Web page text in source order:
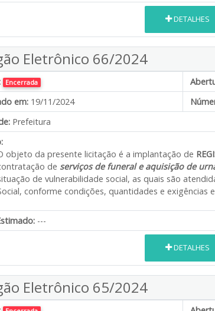
DETALHES
Eletrônico 66/2024
Encerrada
em: 19/11/2024
Prefeitura
objeto da presente licitação é a implantação de
de serviços de funeral e aquisição de
de vulnerabilidade social, as quais são
conforme condições, quantidades e exigências
---
DETALHES
Eletrônico 65/2024